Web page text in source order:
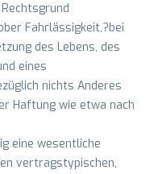
Fahrlässigkeit,?bei
des Lebens, des
eines
nichts Anderes
Haftung wie etwa nach
eine wesentliche
vertragstypischen,